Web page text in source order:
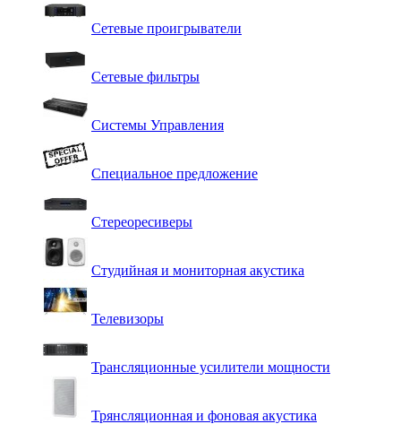
Сетевые проигрыватели
Сетевые фильтры
Системы Управления
Специальное предложение
Стереоресиверы
Студийная и мониторная акустика
Телевизоры
Трансляционные усилители мощности
Трянсляционная и фоновая акустика